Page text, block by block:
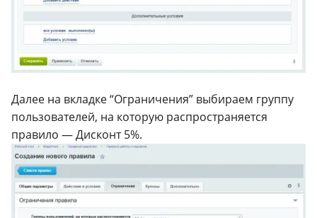
Далее на вкладке “Ограничения” выбираем группу
пользователей, на которую распространяется
правило — Дисконт 5%.